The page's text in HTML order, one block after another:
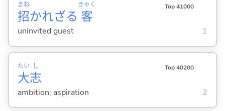
招
まね
かれざる 客
きゃく Top 41000
uninvited guest 1
大
たい
志
し Top 40200
ambition; aspiration 2